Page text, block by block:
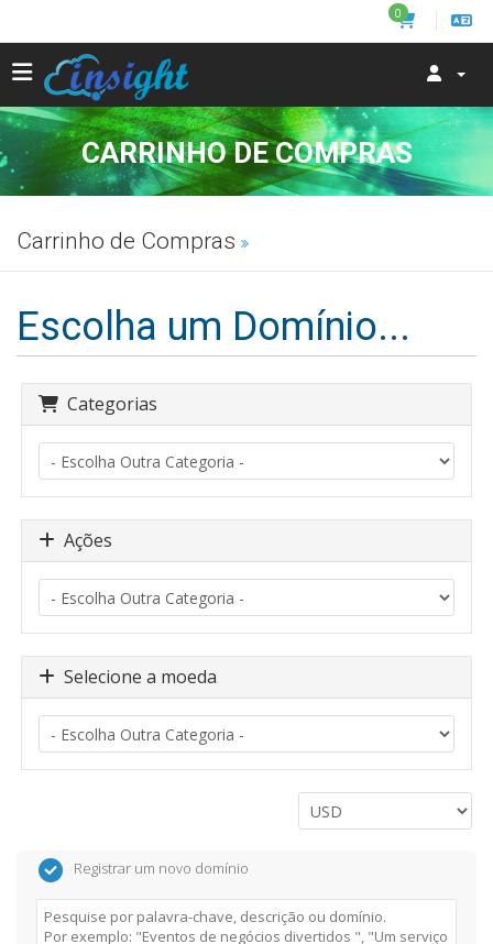
0
CARRINHO DE COMPRAS
Carrinho de Compras
Escolha um Domínio...
Categorias
Ações
Selecione a moeda
Registrar um novo domínio